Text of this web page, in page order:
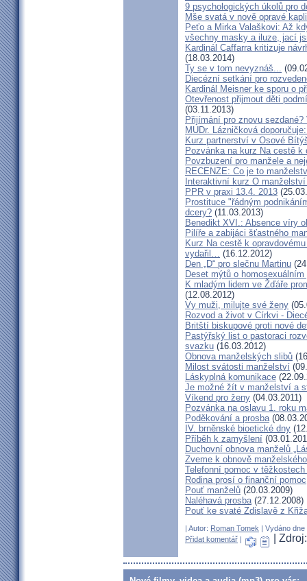
9 psychologických úkolů pro
Mše svatá v nově opravé
Peťo a Mirka Valaškovi: Až
všechny masky a iluze, jací
Kardinál Caffarra kritizuje
(18.03.2014)
Ty se v tom nevyznáš...
Diecézní setkání pro
Kardinál Meisner ke sporu o
Otevřenost přijmout děti
(03.11.2013)
Přijímání pro znovu
MUDr. Lázničková
Kurz partnerství v Osové
Pozvánka na kurz Na cestě k
Povzbuzení pro manžele a
RECENZE: Co je to
Interaktivní kurz O
PPR v praxi 13.4. 2013
Prostituce "řádným
dcery? (11.03.2013)
Benedikt XVI.: Absence víry
Pilíře a zabijáci šťastného
Kurz Na cestě k
vydařil… (16.12.2012)
Den „D“ pro slečnu Martinu
Deset mýtů o homosexuálním
K mladým lidem ve Žďáře
(12.08.2012)
Vy muži, milujte své ženy
Rozvod a život v Církvi -
Britští biskupové proti nové
Pastýřský list o pastoraci
svazku (16.03.2012)
Obnova manželských slibů
Milost svátosti manželství
Láskyplná komunikace
Je možné žít v manželství a
Víkend pro ženy (04.03.2011)
Pozvánka na oslavu 1. roku
Poděkování a prosba
IV. brněnské bioetické dny
Příběh k zamyšlení
Duchovní obnova manželů
Zveme k obnově
Telefonní pomoc v
Rodina prosí o finanční pomoc
Pouť manželů (20.03.2009)
Naléhavá prosba(27.12.2008)
Pouť ke svaté Zdislavě z
| Autor: Roman Tomek | Vydáno
Přidat komentář | |